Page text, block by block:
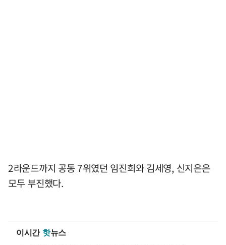
2라운드까지 공동 7위였던 임진희와 김세영, 신지은은
모두 부진했다.
이시간 핫뉴스